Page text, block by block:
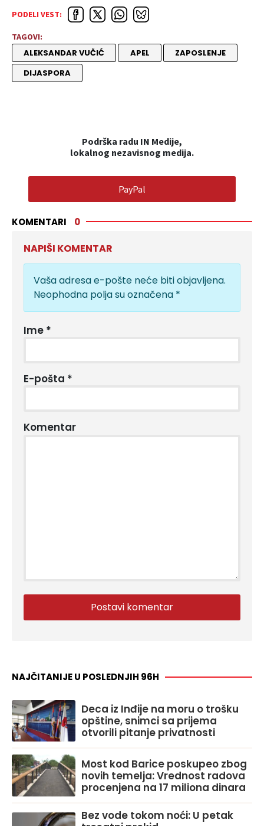
PODELI VEST:
TAGOVI:
ALEKSANDAR VUČIĆ APEL
ZAPOSLENJE
DIJASPORA
Podrška radu IN Medije,
lokalnog nezavisnog medija.
PayPal
KOMENTARI 0
NAPIŠI KOMENTAR
Vaša adresa e-pošte neće biti objavljena.
Neophodna polja su označena *
Ime *
E-pošta *
Komentar
NAJČITANIJE U POSLEDNJIH 96H
Deca iz Inđije na moru o trošku
opštine, snimci sa prijema
otvorili pitanje privatnosti
Most kod Barice poskupeo zbog
novih temelja: Vrednost radova
procenjena na 17 miliona dinara
Bez vode tokom noći: U petak